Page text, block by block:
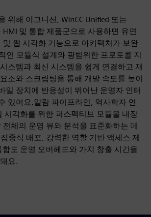
위해 이그니션, WinCC Unified 또는
및 통합 제품군으로 사용하면 유연
및 웹 시각화 기능으로 아키텍처가 보완
인 모듈식 설계와 광범위한 프로토콜 지
스템과 최신 시스템을 쉽게 연결하고 재
소와 스크립팅을 통해 개발 속도를 높이
일 장치에 반응성이 뛰어난 운영자 인터
있어요.알람 파이프라인, 역사학자 연
시각화를 위한 퍼스펙티브 모듈을 내장
체의 운영 뷰와 분석을 표준화하는 데
중식 배포, 강력한 역할 기반 액세스 제
도 운영 오버헤드와 가치 창출 시간을
요.